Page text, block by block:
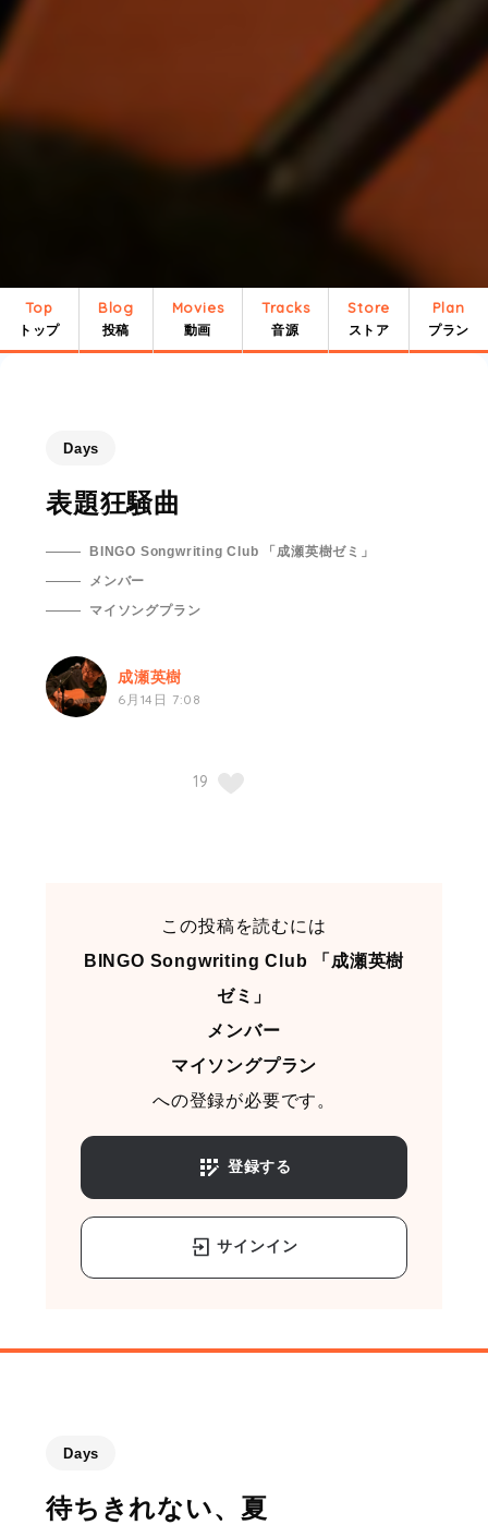
Top
トップ
Blog
投稿
Movies
動画
Tracks
音源
Store
ストア
Plan
プラン
Days
表題狂騒曲
BINGO Songwriting Club 「成瀬英樹ゼミ」
メンバー
マイソングプラン
成瀬英樹
6月14日 7:08
この投稿を読むには
BINGO Songwriting Club 「成瀬英樹
ゼミ」
メンバー
マイソングプラン
への登録が必要です。
登録する
サインイン
Days
待ちきれない、夏